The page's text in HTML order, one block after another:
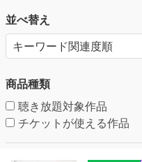
並べ替え
商品種類
聴き放題対象作品
チケットが使える作品